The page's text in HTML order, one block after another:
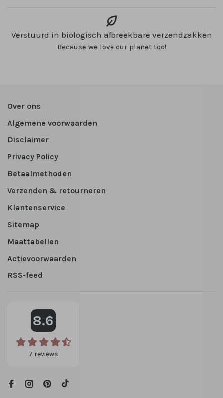
Verstuurd in biologisch afbreekbare verzendzakken
Because we love our planet too!
Over ons
Algemene voorwaarden
Disclaimer
Privacy Policy
Betaalmethoden
Verzenden & retourneren
Klantenservice
Sitemap
Maattabellen
Actievoorwaarden
RSS-feed
8.6
7 reviews